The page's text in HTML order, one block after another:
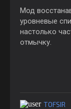
Мод
уровневые
настолько
отмычку.
TOFSIR